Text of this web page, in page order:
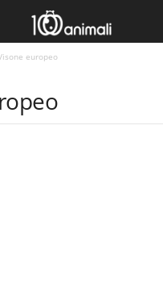
europeo